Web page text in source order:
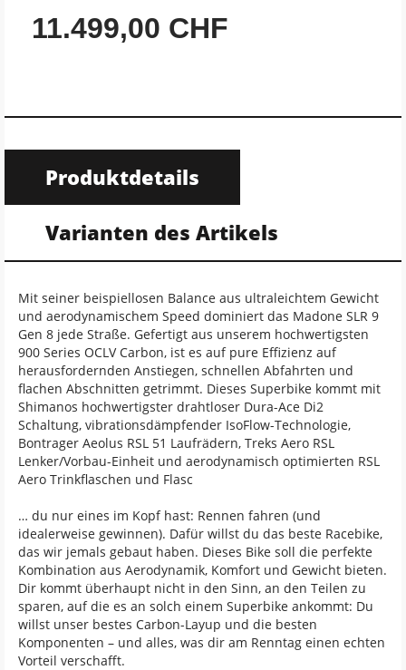
11.499,00 CHF
Produktdetails
Varianten des Artikels
Mit seiner beispiellosen Balance aus ultraleichtem Gewicht
und aerodynamischem Speed dominiert das Madone SLR 9
Gen 8 jede Straße. Gefertigt aus unserem hochwertigsten
900 Series OCLV Carbon, ist es auf pure Effizienz auf
herausfordernden Anstiegen, schnellen Abfahrten und
flachen Abschnitten getrimmt. Dieses Superbike kommt mit
Shimanos hochwertigster drahtloser Dura-Ace Di2
Schaltung, vibrationsdämpfender IsoFlow-Technologie,
Bontrager Aeolus RSL 51 Laufrädern, Treks Aero RSL
Lenker/Vorbau-Einheit und aerodynamisch optimierten RSL
Aero Trinkflaschen und Flasc
… du nur eines im Kopf hast: Rennen fahren (und
idealerweise gewinnen). Dafür willst du das beste Racebike,
das wir jemals gebaut haben. Dieses Bike soll die perfekte
Kombination aus Aerodynamik, Komfort und Gewicht bieten.
Dir kommt überhaupt nicht in den Sinn, an den Teilen zu
sparen, auf die es an solch einem Superbike ankommt: Du
willst unser bestes Carbon-Layup und die besten
Komponenten – und alles, was dir am Renntag einen echten
Vorteil verschafft.